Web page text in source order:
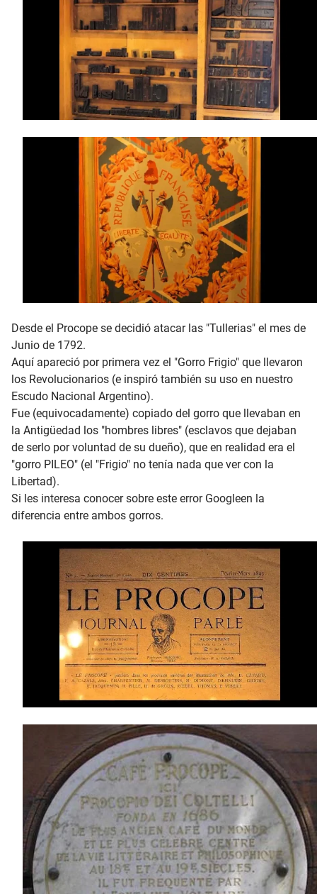
Desde el Procope se decidió atacar las "Tullerias" el mes de
Junio de 1792.
Aquí apareció por primera vez el "Gorro Frigio" que llevaron
los Revolucionarios (e inspiró también su uso en nuestro
Escudo Nacional Argentino).
Fue (equivocadamente) copiado del gorro que llevaban en
la Antigüedad los "hombres libres" (esclavos que dejaban
de serlo por voluntad de su dueño), que en realidad era el
"gorro PILEO" (el "Frigio" no tenía nada que ver con la
Libertad).
Si les interesa conocer sobre este error Googleen la
diferencia entre ambos gorros.